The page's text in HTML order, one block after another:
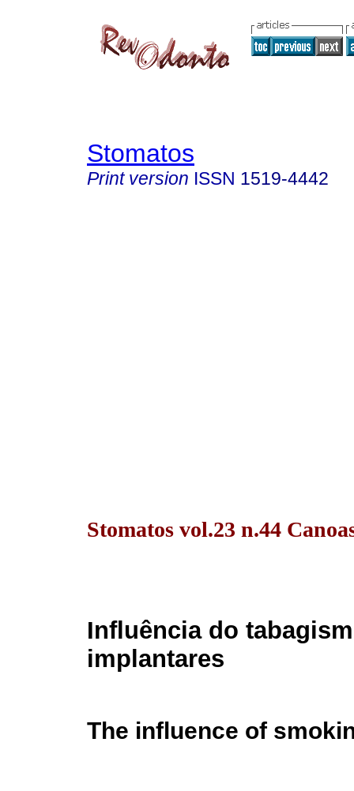
Stomatos
Print version ISSN 1519-4442
Stomatos vol.23 n.44
Influência do
implantares
The influence of